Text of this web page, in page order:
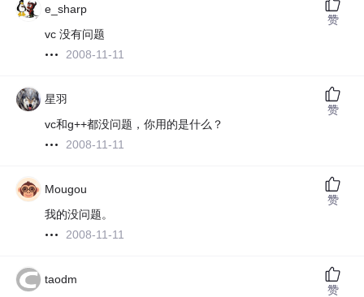
e_sharp
vc 没有问题
2008-11-11
赞
星羽
vc和g++都没问题，你用的是什么？
2008-11-11
赞
Mougou
我的没问题。
2008-11-11
赞
taodm
赞